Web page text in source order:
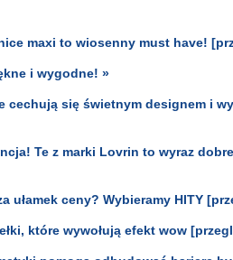
maxi to wiosenny must have!
i wygodne! »
cechują się świetnym designem i
Te z marki Lovrin to wyraz
ułamek ceny? Wybieramy HITY
które wywołują efekt wow